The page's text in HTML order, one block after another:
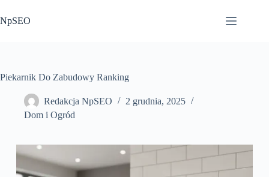
do
treści
NpSEO
Piekarnik Do Zabudowy Ranking
Redakcja NpSEO
2 grudnia, 2025
Dom i Ogród